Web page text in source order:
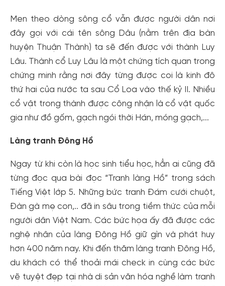
Men theo dòng sông cổ vẫn được người dân nơi
đây gọi với cái tên sông Dâu (nằm trên địa bàn
huyện Thuận Thành) ta sẽ đến được với thành Luy
Lâu. Thành cổ Luy Lâu là một chứng tích quan trong
chứng minh rằng nơi đây từng được coi là kinh đô
thứ hai của nước ta sau Cổ Loa vào thế kỷ II. Nhiều
cổ vật trong thành được công nhận là cổ vật quốc
gia như đồ gốm, gạch ngói thời Hán, móng gạch,...
Làng tranh Đông Hồ
Ngay từ khi còn là học sinh tiểu học, hẳn ai cũng đã
từng đọc qua bài đọc “Tranh làng Hồ” trong sách
Tiếng Việt lớp 5. Những bức tranh Đám cưới chuột,
Đàn gà mẹ con,.. đã in sâu trong tiềm thức của mỗi
người dân Việt Nam. Các bức họa ấy đã được các
nghệ nhân của làng Đông Hồ giữ gìn và phát huy
hơn 400 năm nay. Khi đến thăm làng tranh Đông Hồ,
du khách có thể thoải mái check in cùng các bức
vẽ tuyệt đẹp tại nhà di sản văn hóa nghề làm tranh